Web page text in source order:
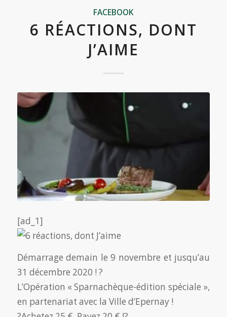
FACEBOOK
6 RÉACTIONS, DONT
J’AIME
[ad_1]
Démarrage demain le 9 novembre et jusqu’au
31 décembre 2020 ! ?
L’Opération « Sparnachèque-édition spéciale »,
en partenariat avec la Ville d’Epernay !